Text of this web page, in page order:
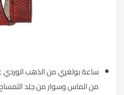
من الماس وسوار من جلد التمساح